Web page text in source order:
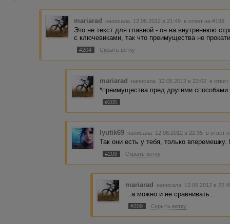
впечатление, что меня в очередной раз хотят
эмоциональный, я раньше связана была с
бы это было на "ура". В общем, у вас талант есть,
mariarad написала 12.06.2012 в 21:49 в ответ на #198
Это не текст для главной - он на внутреннюю
с ключевиками, так что преимущества не
#204 Скрыть ветку
mariarad написала 12.06.2012 в 22:02 в
*преимущества пред другими
#205
lyutik69 написала 12.06.2012 в 22:35 в ответ
Так они есть у тебя, только
#208 Скрыть ветку
mariarad написала 12.06.2012 в
...а можно и не сравнивать...
#209 Скрыть ветку